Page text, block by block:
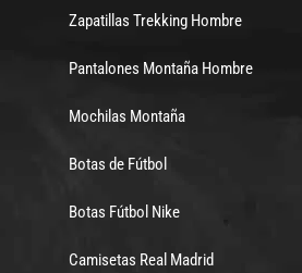
Zapatillas Trekking Hombre
Pantalones Montaña Hombre
Mochilas Montaña
Botas de Fútbol
Botas Fútbol Nike
Camisetas Real Madrid